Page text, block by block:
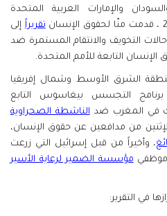
والإمارات العربية المتحدة
تقريراًإلى
التخويف والانتقام المستمرة ضد
الإنسان التابعة للأمم المتحدة.
الشرق الأوسط وشمال إفريقيا
التجسس بيغاسوس التابع
في المغرب ضدالناشطة الصحراوية
من مدافعين عن حقوق الإنسان،
، وأخيراً من قبل إسرائيل التي زرعت
موظفيمؤسسة الضمير لرعاية الأسير
في التقرير: